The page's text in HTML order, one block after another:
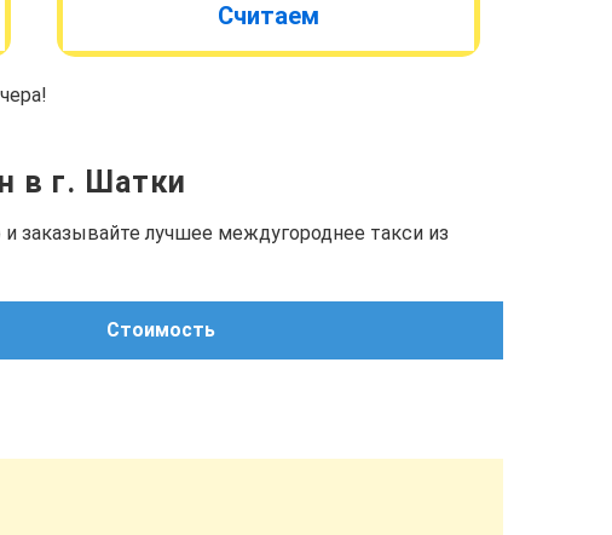
Считаем
в г. Шатки
заказывайте лучшее междугороднее такси из
Стоимость